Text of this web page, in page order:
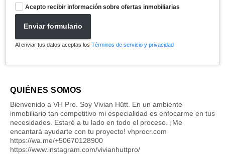
Acepto recibir información sobre ofertas inmobiliarias
Enviar formulario
Al enviar tus datos aceptas los Términos de servicio y privacidad
QUIÉNES SOMOS
Bienvenido a VH Pro. Soy Vivian Hütt. En un ambiente
inmobiliario tan competitivo mi especialidad es enfocarme en tus
necesidades. Estaré a tu lado en todo el proceso. ¡Me
encantará ayudarte con tu proyecto! vhprocr.com
https://wa.me/+50670128900
https://www.instagram.com/vivianhuttpro/